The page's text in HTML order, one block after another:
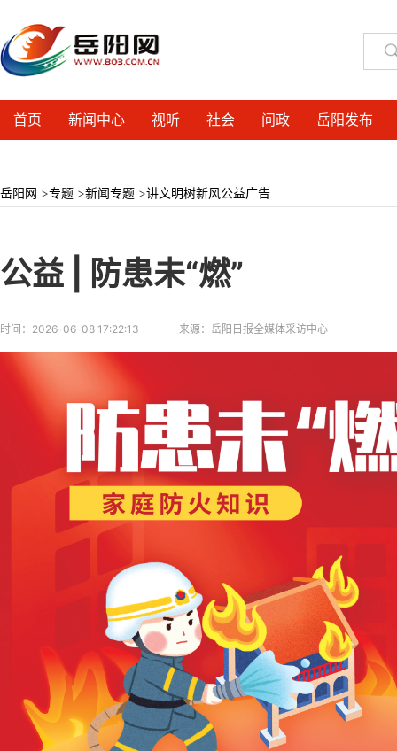
首页 新闻中心 视听 社会 问政 岳阳发布
岳阳网 >专题 >新闻专题 >讲文明树新风公益广告
公益 | 防患未“燃”
时间： 2026-06-08 17:22:13 来源： 岳阳日报全媒体采访中心